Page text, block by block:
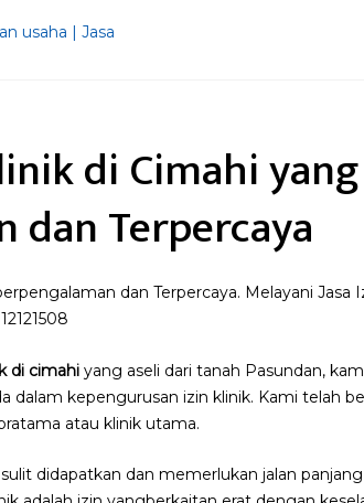
di Cimahi yang
dan Terpercaya
dan Terpercaya. Melayani Jasa
di cimahi yang aseli dari tanah Pasundan,
dalam kepengurusan izin klinik. Kami telah
atau klinik utama.
didapatkan dan memerlukan jalan